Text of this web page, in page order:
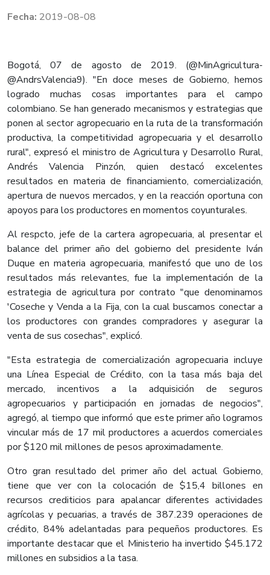
2019-08-08
Bogotá, 07 de agosto de 2019. (@MinAgricultura-
@AndrsValencia9). "En doce meses de Gobierno, hemos
logrado muchas cosas importantes para el campo
colombiano. Se han generado mecanismos y estrategias que
ponen al sector agropecuario en la ruta de la transformación
productiva, la competitividad agropecuaria y el desarrollo
rural", expresó el ministro de Agricultura y Desarrollo Rural,
Andrés Valencia Pinzón, quien destacó excelentes
resultados en materia de financiamiento, comercialización,
apertura de nuevos mercados, y en la reacción oportuna con
apoyos para los productores en momentos coyunturales.
Al respcto, jefe de la cartera agropecuaria, al presentar el
balance del primer año del gobierno del presidente Iván
Duque en materia agropecuaria, manifestó que uno de los
resultados más relevantes, fue la implementación de la
estrategia de agricultura por contrato "que denominamos
'Coseche y Venda a la Fija, con la cual buscamos conectar a
los productores con grandes compradores y asegurar la
venta de sus cosechas", explicó.
"Esta estrategia de comercialización agropecuaria incluye
una Línea Especial de Crédito, con la tasa más baja del
mercado, incentivos a la adquisición de seguros
agropecuarios y participación en jornadas de negocios",
agregó, al tiempo que informó que este primer año logramos
vincular más de 17 mil productores a acuerdos comerciales
por $120 mil millones de pesos aproximadamente.
Otro gran resultado del primer año del actual Gobierno,
tiene que ver con la colocación de $15,4 billones en
recursos crediticios para apalancar diferentes actividades
agrícolas y pecuarias, a través de 387.239 operaciones de
crédito, 84% adelantadas para pequeños productores. Es
importante destacar que el Ministerio ha invertido $45.172
millones en subsidios a la tasa.